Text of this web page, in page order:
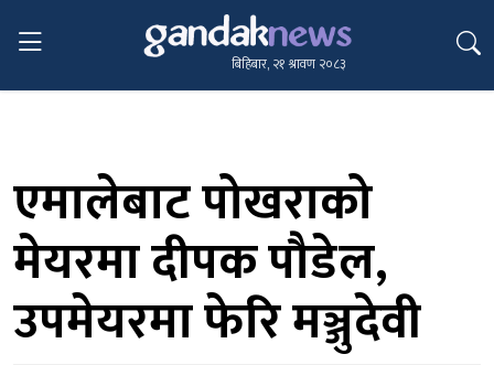
बिहिबार, २१ श्रावण २०८३
एमालेबाट पोखराको
मेयरमा दीपक पौडेल,
उपमेयरमा फेरि मञ्जुदेवी